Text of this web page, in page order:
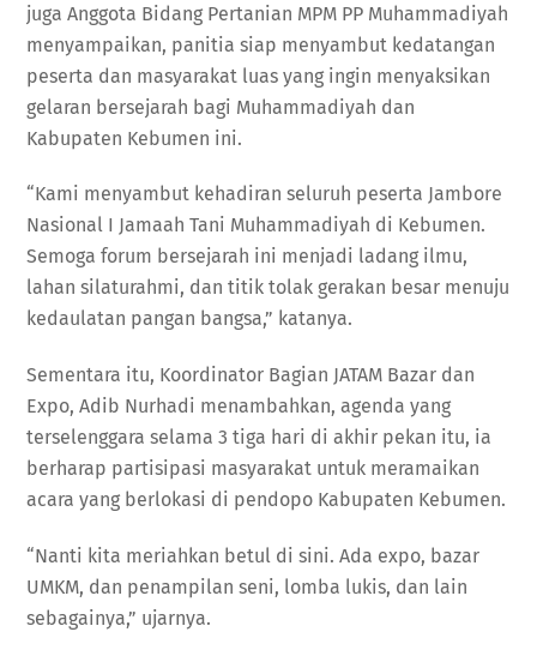
juga Anggota Bidang Pertanian MPM PP Muhammadiyah
menyampaikan, panitia siap menyambut kedatangan
peserta dan masyarakat luas yang ingin menyaksikan
gelaran bersejarah bagi Muhammadiyah dan
Kabupaten Kebumen ini.
“Kami menyambut kehadiran seluruh peserta Jambore
Nasional I Jamaah Tani Muhammadiyah di Kebumen.
Semoga forum bersejarah ini menjadi ladang ilmu,
lahan silaturahmi, dan titik tolak gerakan besar menuju
kedaulatan pangan bangsa,” katanya.
Sementara itu, Koordinator Bagian JATAM Bazar dan
Expo, Adib Nurhadi menambahkan, agenda yang
terselenggara selama 3 tiga hari di akhir pekan itu, ia
berharap partisipasi masyarakat untuk meramaikan
acara yang berlokasi di pendopo Kabupaten Kebumen.
“Nanti kita meriahkan betul di sini. Ada expo, bazar
UMKM, dan penampilan seni, lomba lukis, dan lain
sebagainya,” ujarnya.